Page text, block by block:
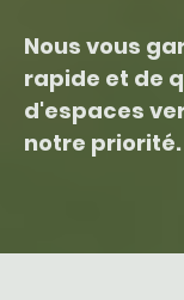
Nous vous
rapide et de
d'espaces
notre priorité.